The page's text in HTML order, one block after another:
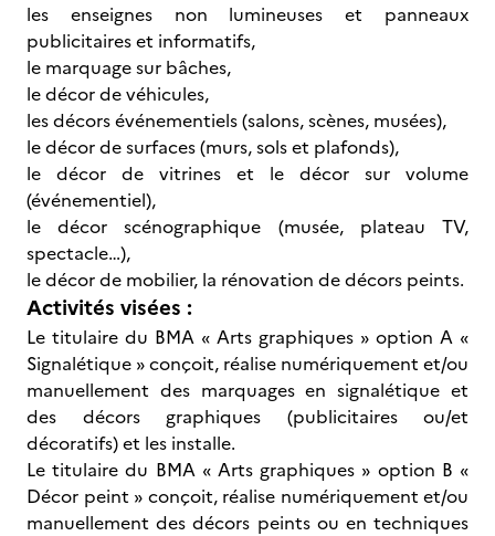
les enseignes non lumineuses et panneaux
publicitaires et informatifs,
le marquage sur bâches,
le décor de véhicules,
les décors événementiels (salons, scènes, musées),
le décor de surfaces (murs, sols et plafonds),
le décor de vitrines et le décor sur volume
(événementiel),
le décor scénographique (musée, plateau TV,
spectacle…),
le décor de mobilier, la rénovation de décors peints.
Activités visées :
Le titulaire du BMA « Arts graphiques » option A «
Signalétique » conçoit, réalise numériquement et/ou
manuellement des marquages en signalétique et
des décors graphiques (publicitaires ou/et
décoratifs) et les installe.
Le titulaire du BMA « Arts graphiques » option B «
Décor peint » conçoit, réalise numériquement et/ou
manuellement des décors peints ou en techniques